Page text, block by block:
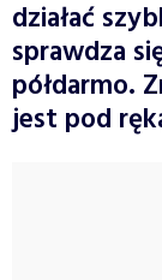
działać
sprawdza
półdarmo.
jest pod